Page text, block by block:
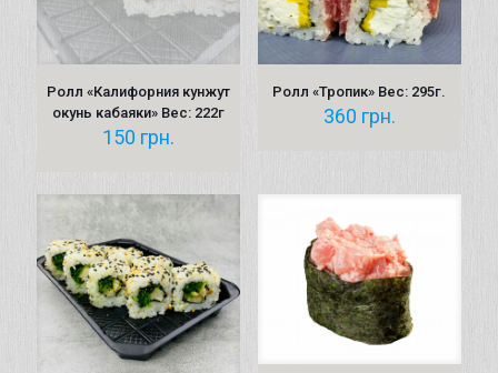
Ролл «Калифорния кунжут
окунь кабаяки» Вес: 222г
150 грн.
Ролл «Тропик» Вес: 295г.
360 грн.